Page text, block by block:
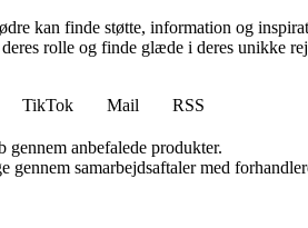
kan finde støtte, information og
rolle og finde glæde i deres unikke
TikTok Mail
RSS
anbefalede produkter.
samarbejdsaftaler med